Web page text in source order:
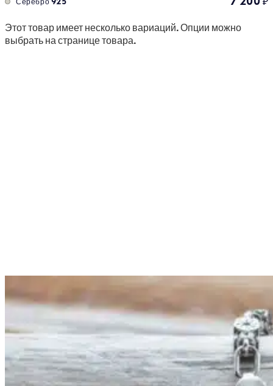
Этот товар имеет несколько вариаций. Опции можно
выбрать на странице товара.